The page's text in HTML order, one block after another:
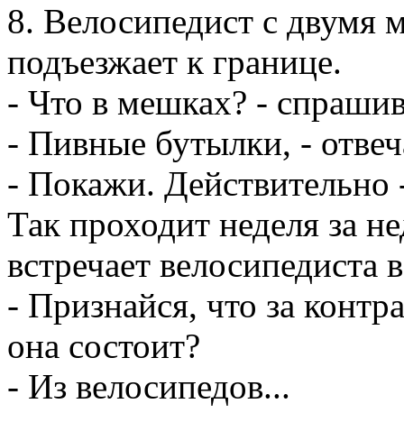
8. Велосипедист с двумя
подъезжает к границе.
- Что в мешках? -
- Пивные бутылки, -
- Покажи.
Так проходит неделя за
встречает велосипедиста
- Признайся, что за
она состоит?
- Из велосипедов...